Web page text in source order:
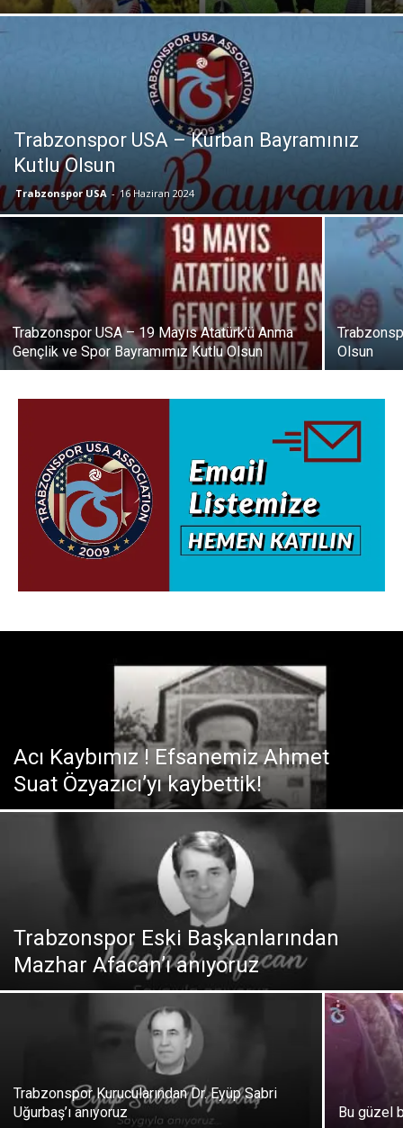
Trabzonspor USA – Kurban Bayramınız
Kutlu Olsun
Trabzonspor USA - 16 Haziran 2024
Trabzonspor USA – 19 Mayıs Atatürk’ü Anma
Gençlik ve Spor Bayramımız Kutlu Olsun
Olsun
Acı Kaybımız ! Efsanemiz Ahmet
Suat Özyazıcı’yı kaybettik!
Trabzonspor Eski Başkanlarından
Mazhar Afacan’ı anıyoruz
Trabzonspor Kurucularından Dr. Eyüp Sabri
Uğurbaş’ı anıyoruz
Bu güzel